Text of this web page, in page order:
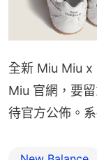
全新 Miu Miu
Miu 官網，要
待官方公佈。